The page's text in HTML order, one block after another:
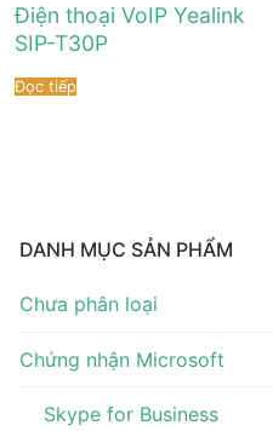
Tài liệu hướng dẫn
Điện thoại IP Phone
Tin tức
Sự kiện
Điện thoại VoIP Yealink
SIP-T30P
Đọc tiếp
DANH MỤC SẢN PHẨM
Chưa phân loại
Chứng nhận Microsoft
Skype for Business